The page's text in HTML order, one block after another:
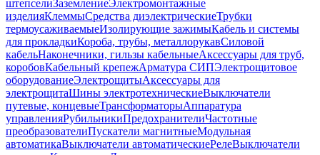
штепселиЗаземлениеЭлектромонтажные
изделияКлеммыСредства диэлектрическиеТрубки
термоусаживаемыеИзолирующие зажимыКабель и системы
для прокладкиКороба, трубы, металлорукавСиловой
кабельНаконечники, гильзы кабельныеАксессуары для труб,
коробовКабельный крепежАрматура СИПЭлектрощитовое
оборудованиеЭлектрощитыАксессуары для
электрощитаШины электротехническиеВыключатели
путевые, концевыеТрансформаторыАппаратура
управленияРубильникиПредохранителиЧастотные
преобразователиПускатели магнитныеМодульная
автоматикаВыключатели автоматическиеРелеВыключатели